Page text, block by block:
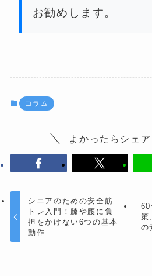
お勧めします。
コラム
よかったらシェア
シニアのための安全筋
トレ入門！膝や腰に負
担をかけない6つの基本
動作
60
策
の